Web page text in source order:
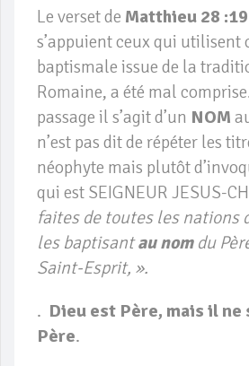
Le verset de Matthieu 28 :19
s’appuient ceux qui utilisent
baptismale issue de la
Romaine, a été mal
passage il s’agit d’un NOM
n’est pas dit de répéter les
néophyte mais plutôt
qui est SEIGNEUR JESUS-
faites de toutes les nations
les baptisantau nomdu
Saint-Esprit, ».
. Dieu est Père, mais il ne
Père.